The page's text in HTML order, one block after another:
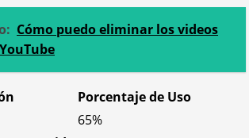
Cómo puedo eliminar los videos
Porcentaje de Uso
65%